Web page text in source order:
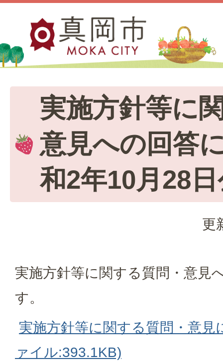
実施方針等に
意見への回答
和2年10月28
更
実施方針等に関する質問・意見
す。
実施方針等に関する質問・意見
ァイル:393.1KB)